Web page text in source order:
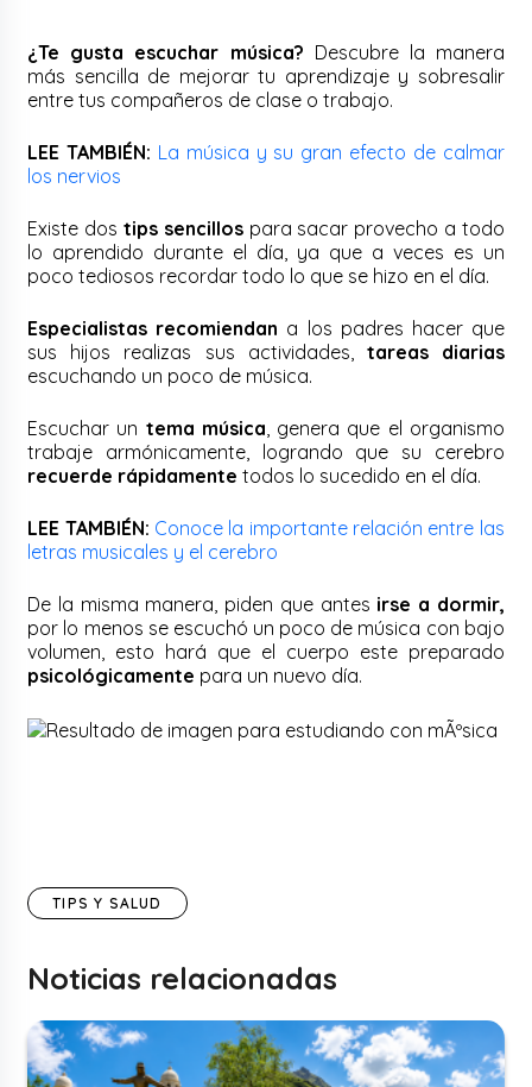
¿Te gusta escuchar música? Descubre la manera
más sencilla de mejorar tu aprendizaje y sobresalir
entre tus compañeros de clase o trabajo.
LEE TAMBIÉN: La música y su gran efecto de calmar
los nervios
Existe dos tips sencillospara sacar provecho a todo
lo aprendido durante el día, ya que a veces es un
poco tediosos recordar todo lo que se hizo en el día.
Especialistas recomiendan a los padres hacer que
sus hijos realizas sus actividades,
tareas diarias
escuchando un poco de música.
Escuchar un tema música , genera que el organismo
trabaje armónicamente, logrando que su cerebro
recuerde rápidamente todos lo sucedido en el día.
LEE TAMBIÉN: Conoce la importante relación entre las
letras musicales y el cerebro
De la misma manera, piden que antes irse a dormir,
por lo menos se escuchó un poco de música con bajo
volumen, esto hará que el cuerpo este preparado
psicológicamente para un nuevo día.
TIPS Y SALUD
Noticias relacionadas